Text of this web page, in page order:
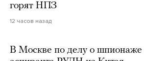
горят НПЗ
12 часов назад
В Москве по делу о шпионаже